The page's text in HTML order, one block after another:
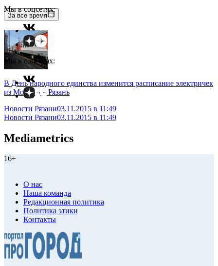
Мы в соцсетях:
Мы в соцсетях:
За все время
В День народного единства изменится расписание электричек
из Москвы в Рязань
Новости Рязани03.11.2015 в 11:49
Новости Рязани03.11.2015 в 11:49
Mediametrics
16+
О нас
Наша команда
Редакционная политика
Политика этики
Контакты